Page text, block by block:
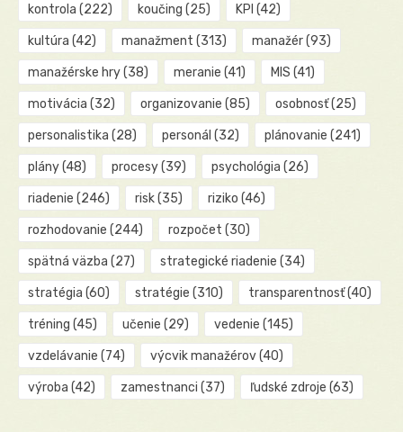
kontrola (222) koučing (25) KPI (42)
kultúra (42) manažment (313) manažér(93)
manažérske hry(38) meranie (41) MIS (41)
motivácia (32) organizovanie (85) osobnosť(25)
personalistika (28) personál (32) plánovanie (241)
plány(48) procesy(39) psychológia (26)
riadenie (246) risk(35) riziko (46)
rozhodovanie (244) rozpočet (30)
spätná väzba (27) strategické riadenie (34)
stratégia (60) stratégie (310) transparentnosť(40)
tréning (45) učenie (29) vedenie (145)
vzdelávanie (74) výcvik manažérov(40)
výroba (42) zamestnanci (37) ľudské zdroje (63)